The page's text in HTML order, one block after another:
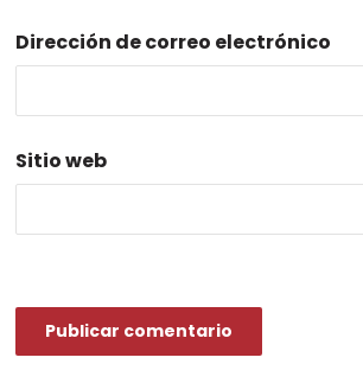
Dirección de correo electrónico
Sitio web